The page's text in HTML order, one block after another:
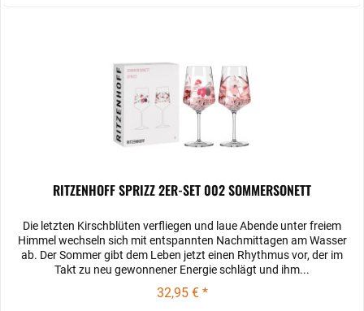
RITZENHOFF SPRIZZ 2ER-SET 002 SOMMERSONETT
Die letzten Kirschblüten verfliegen und laue Abende unter freiem
Himmel wechseln sich mit entspannten Nachmittagen am Wasser
ab. Der Sommer gibt dem Leben jetzt einen Rhythmus vor, der im
Takt zu neu gewonnener Energie schlägt und ihm...
32,95 € *